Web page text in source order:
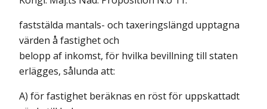
faststälda mantals- och taxeringslängd upptagna
värden å fastighet och
belopp af inkomst, för hvilka bevillning till staten
erlägges, sålunda att:
A) för fastighet beräknas en röst för uppskattadt